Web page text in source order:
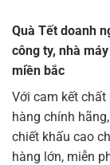
Quà Tết doanh
công ty, nhà
miền bắc
Với cam kết chất
hàng chính
chiết khấu cao
hàng lớn, miễn